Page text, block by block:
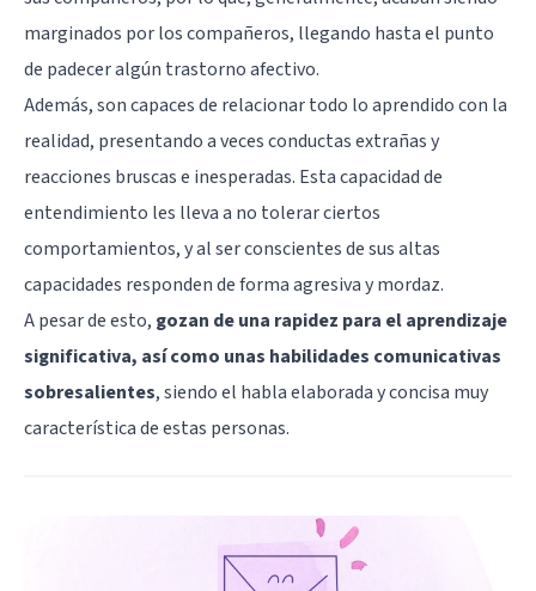
marginados por los compañeros, llegando hasta el punto
de padecer algún trastorno afectivo.
Además, son capaces de relacionar todo lo aprendido con la
realidad, presentando a veces conductas extrañas y
reacciones bruscas e inesperadas. Esta capacidad de
entendimiento les lleva a no tolerar ciertos
comportamientos, y al ser conscientes de sus altas
capacidades responden de forma agresiva y mordaz.
A pesar de esto, gozan de una rapidez para el aprendizaje
significativa, así como unas habilidades comunicativas
sobresalientes, siendo el habla elaborada y concisa muy
característica de estas personas.